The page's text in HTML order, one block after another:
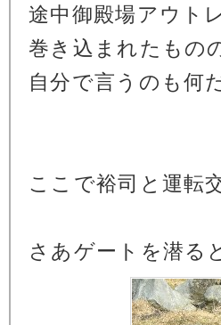
途中御殿場アウト
巻き込まれたもの
自分で言うのも何
ここで裕司と運転
さあゲートを潜る